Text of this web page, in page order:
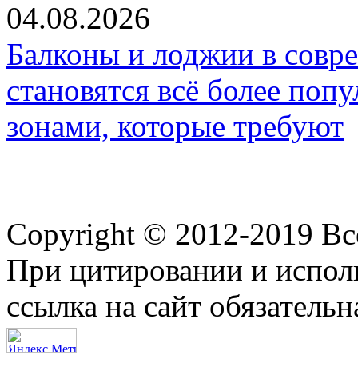
04.08.2026
Балконы и лоджии в
становятся всё более
зонами, которые требуют
Copyright © 2012-2019
При цитировании и
ссылка на сайт